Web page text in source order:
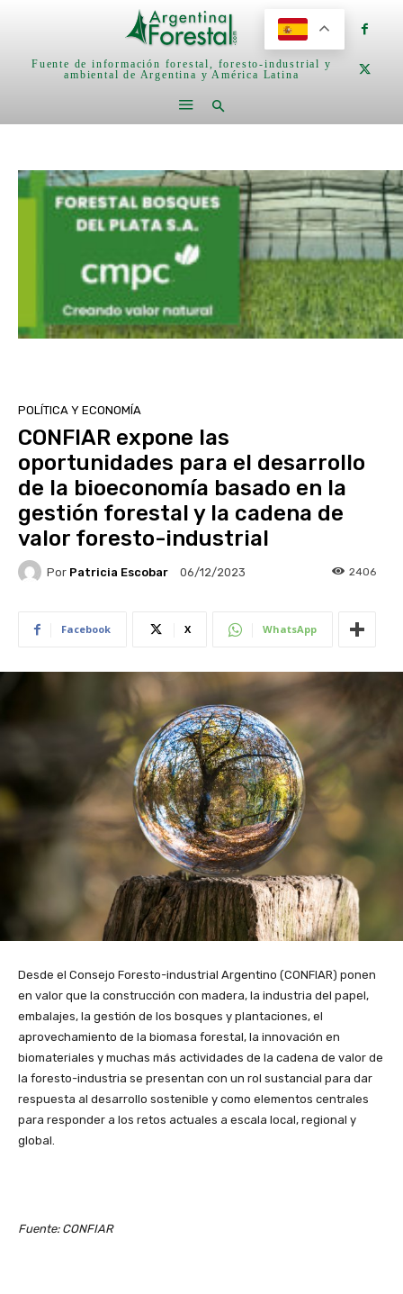
Fuente de información forestal, foresto-industrial y
ambiental de Argentina y América Latina
POLÍTICA Y ECONOMÍA
CONFIAR expone las
oportunidades para el desarrollo
de la bioeconomía basado en la
gestión forestal y la cadena de
valor foresto-industrial
Por Patricia Escobar 06/12/2023 2406
Facebook X WhatsApp
Desde el Consejo Foresto-industrial Argentino (CONFIAR) ponen
en valor que la construcción con madera, la industria del papel,
embalajes, la gestión de los bosques y plantaciones, el
aprovechamiento de la biomasa forestal, la innovación en
biomateriales y muchas más actividades de la cadena de valor de
la foresto-industria se presentan con un rol sustancial para dar
respuesta al desarrollo sostenible y como elementos centrales
para responder a los retos actuales a escala local, regional y
global.
Fuente: CONFIAR